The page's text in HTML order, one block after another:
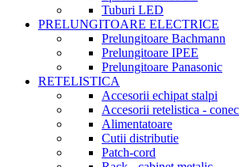
Tuburi LED
PRELUNGITOARE ELECTRICE
Prelungitoare Bachmann
Prelungitoare IPEE
Prelungitoare Panasonic
RETELISTICA
Accesorii echipat stalpi
Accesorii retelistica -
Alimentatoare
Cutii distributie
Patch-cord